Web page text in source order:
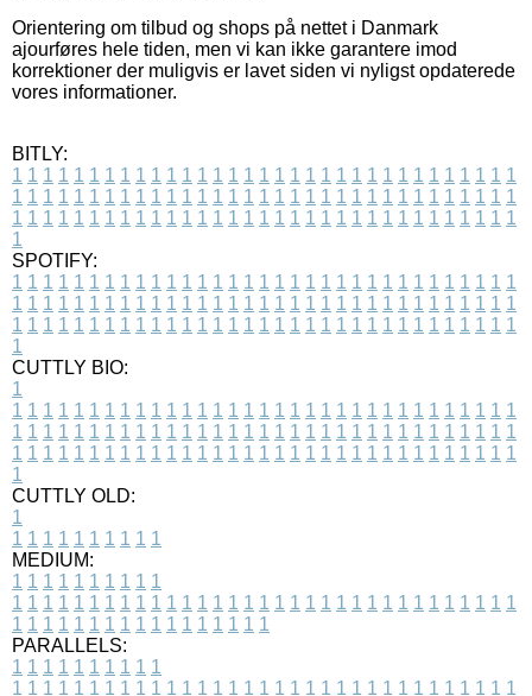
Orientering om tilbud og shops på nettet i Danmark
ajourføres hele tiden, men vi kan ikke garantere imod
korrektioner der muligvis er lavet siden vi nyligst opdaterede
vores informationer.
BITLY:
1 1 1 1 1 1 1 1 1 1 1 1 1 1 1 1 1 1 1 1 1 1 1 1 1 1 1 1 1 1 1 1 1
1 1 1 1 1 1 1 1 1 1 1 1 1 1 1 1 1 1 1 1 1 1 1 1 1 1 1 1 1 1 1 1 1
1 1 1 1 1 1 1 1 1 1 1 1 1 1 1 1 1 1 1 1 1 1 1 1 1 1 1 1 1 1 1 1 1
1
SPOTIFY:
1 1 1 1 1 1 1 1 1 1 1 1 1 1 1 1 1 1 1 1 1 1 1 1 1 1 1 1 1 1 1 1 1
1 1 1 1 1 1 1 1 1 1 1 1 1 1 1 1 1 1 1 1 1 1 1 1 1 1 1 1 1 1 1 1 1
1 1 1 1 1 1 1 1 1 1 1 1 1 1 1 1 1 1 1 1 1 1 1 1 1 1 1 1 1 1 1 1 1
1
CUTTLY BIO:
1
1 1 1 1 1 1 1 1 1 1 1 1 1 1 1 1 1 1 1 1 1 1 1 1 1 1 1 1 1 1 1 1 1
1 1 1 1 1 1 1 1 1 1 1 1 1 1 1 1 1 1 1 1 1 1 1 1 1 1 1 1 1 1 1 1 1
1 1 1 1 1 1 1 1 1 1 1 1 1 1 1 1 1 1 1 1 1 1 1 1 1 1 1 1 1 1 1 1 1
1
CUTTLY OLD:
1
1 1 1 1 1 1 1 1 1 1
MEDIUM:
1 1 1 1 1 1 1 1 1 1
1 1 1 1 1 1 1 1 1 1 1 1 1 1 1 1 1 1 1 1 1 1 1 1 1 1 1 1 1 1 1 1 1
1 1 1 1 1 1 1 1 1 1 1 1 1 1 1 1 1
PARALLELS:
1 1 1 1 1 1 1 1 1 1
1 1 1 1 1 1 1 1 1 1 1 1 1 1 1 1 1 1 1 1 1 1 1 1 1 1 1 1 1 1 1 1 1